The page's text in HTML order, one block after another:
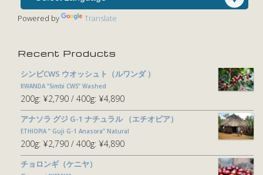
Powered by Translate
Recent Products
シンビCWS ウオッシュト（ルワンダ ）
RWANDA ”Simbi CWS” Washed
200g: ¥2,790 400g: ¥4,890
アナソラ グジ G-1 ナチュラル （エチオピア）
ETHIOPIA ” Guji G-1 Anasora” Natural
200g: ¥2,790 400g: ¥4,890
チョロンギ（ケニヤ）